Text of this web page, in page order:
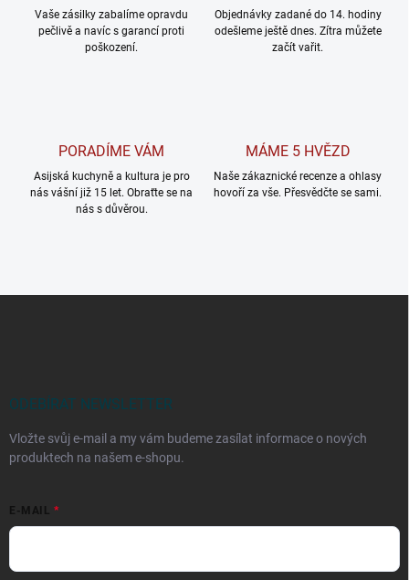
Vaše zásilky zabalíme opravdu
pečlivě a navíc s garancí proti
poškození.
Objednávky zadané do 14. hodiny
odešleme ještě dnes. Zítra můžete
začít vařit.
PORADÍME VÁM
Asijská kuchyně a kultura je pro
nás vášní již 15 let. Obraťte se na
nás s důvěrou.
MÁME 5 HVĚZD
Naše zákaznické recenze a ohlasy
hovoří za vše. Přesvědčte se sami.
ODEBÍRAT NEWSLETTER
Vložte svůj e-mail a my vám budeme zasílat informace o nových
produktech na našem e-shopu.
E-MAIL